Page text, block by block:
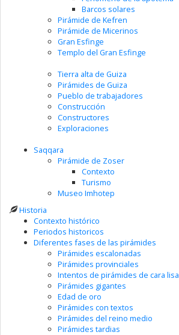
Barcos solares
Pirámide de Kefren
Pirámide de Micerinos
Gran Esfinge
Templo del Gran Esfinge
Tierra alta de Guiza
Pirámides de Guiza
Pueblo de trabajadores
Construcción
Constructores
Exploraciones
Saqqara
Pirámide de Zoser
Contexto
Turismo
Museo Imhotep
Historia
Contexto histórico
Periodos historicos
Diferentes fases de las pirámides
Pirámides escalonadas
Pirámides provinciales
Intentos de pirámides de cara lisa
Pirámides gigantes
Edad de oro
Pirámides con textos
Pirámides del reino medio
Pirámides tardias